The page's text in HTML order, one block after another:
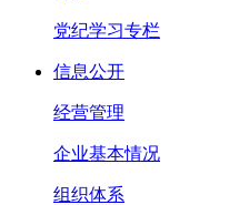
党纪学习专栏
信息公开
经营管理
企业基本情况
组织体系